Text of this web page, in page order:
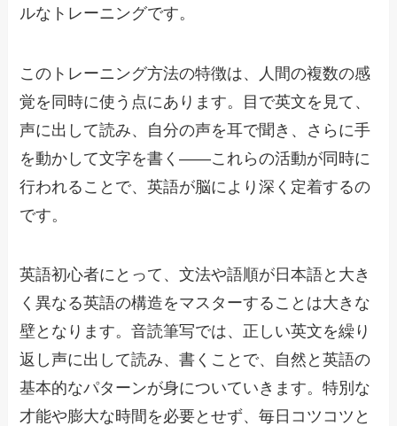
ルなトレーニングです。
このトレーニング方法の特徴は、人間の複数の感
覚を同時に使う点にあります。目で英文を見て、
声に出して読み、自分の声を耳で聞き、さらに手
を動かして文字を書く——これらの活動が同時に
行われることで、英語が脳により深く定着するの
です。
英語初心者にとって、文法や語順が日本語と大き
く異なる英語の構造をマスターすることは大きな
壁となります。音読筆写では、正しい英文を繰り
返し声に出して読み、書くことで、自然と英語の
基本的なパターンが身についていきます。特別な
才能や膨大な時間を必要とせず、毎日コツコツと